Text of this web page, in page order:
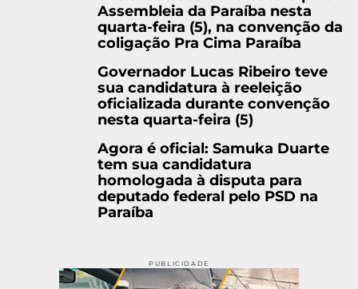
Assembleia da Paraíba nesta
quarta-feira (5), na convenção da
coligação Pra Cima Paraíba
Governador Lucas Ribeiro teve
sua candidatura à reeleição
oficializada durante convenção
nesta quarta-feira (5)
Agora é oficial: Samuka Duarte
tem sua candidatura
homologada à disputa para
deputado federal pelo PSD na
Paraíba
PUBLICIDADE